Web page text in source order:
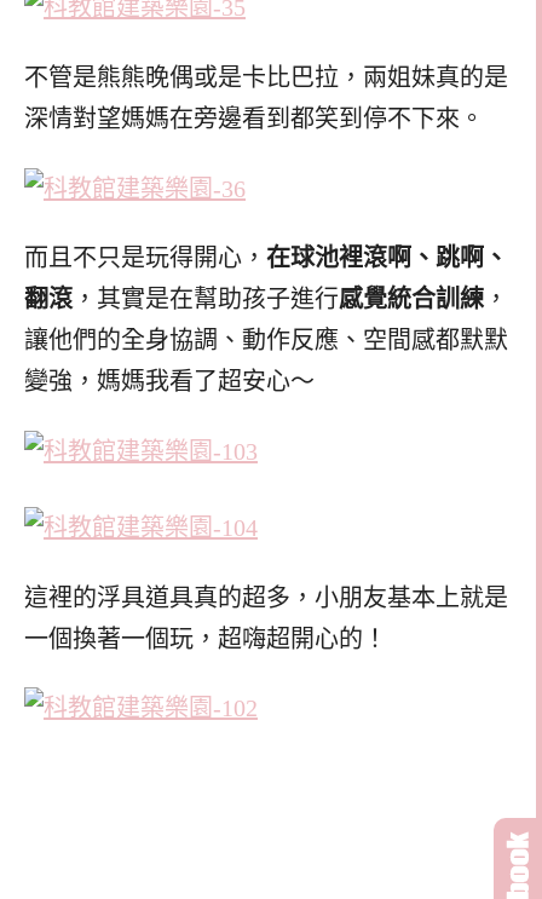
不管是熊熊晚偶或是卡比巴拉，兩姐妹真的是
深情對望媽媽在旁邊看到都笑到停不下來。
而且不只是玩得開心， 在球池裡滾啊、跳啊、
翻滾 ，其實是在幫助孩子進行感覺統合訓練 ，
讓他們的全身協調、動作反應、空間感都默默
變強，媽媽我看了超安心～
這裡的浮具道具真的超多，小朋友基本上就是
一個換著一個玩，超嗨超開心的！